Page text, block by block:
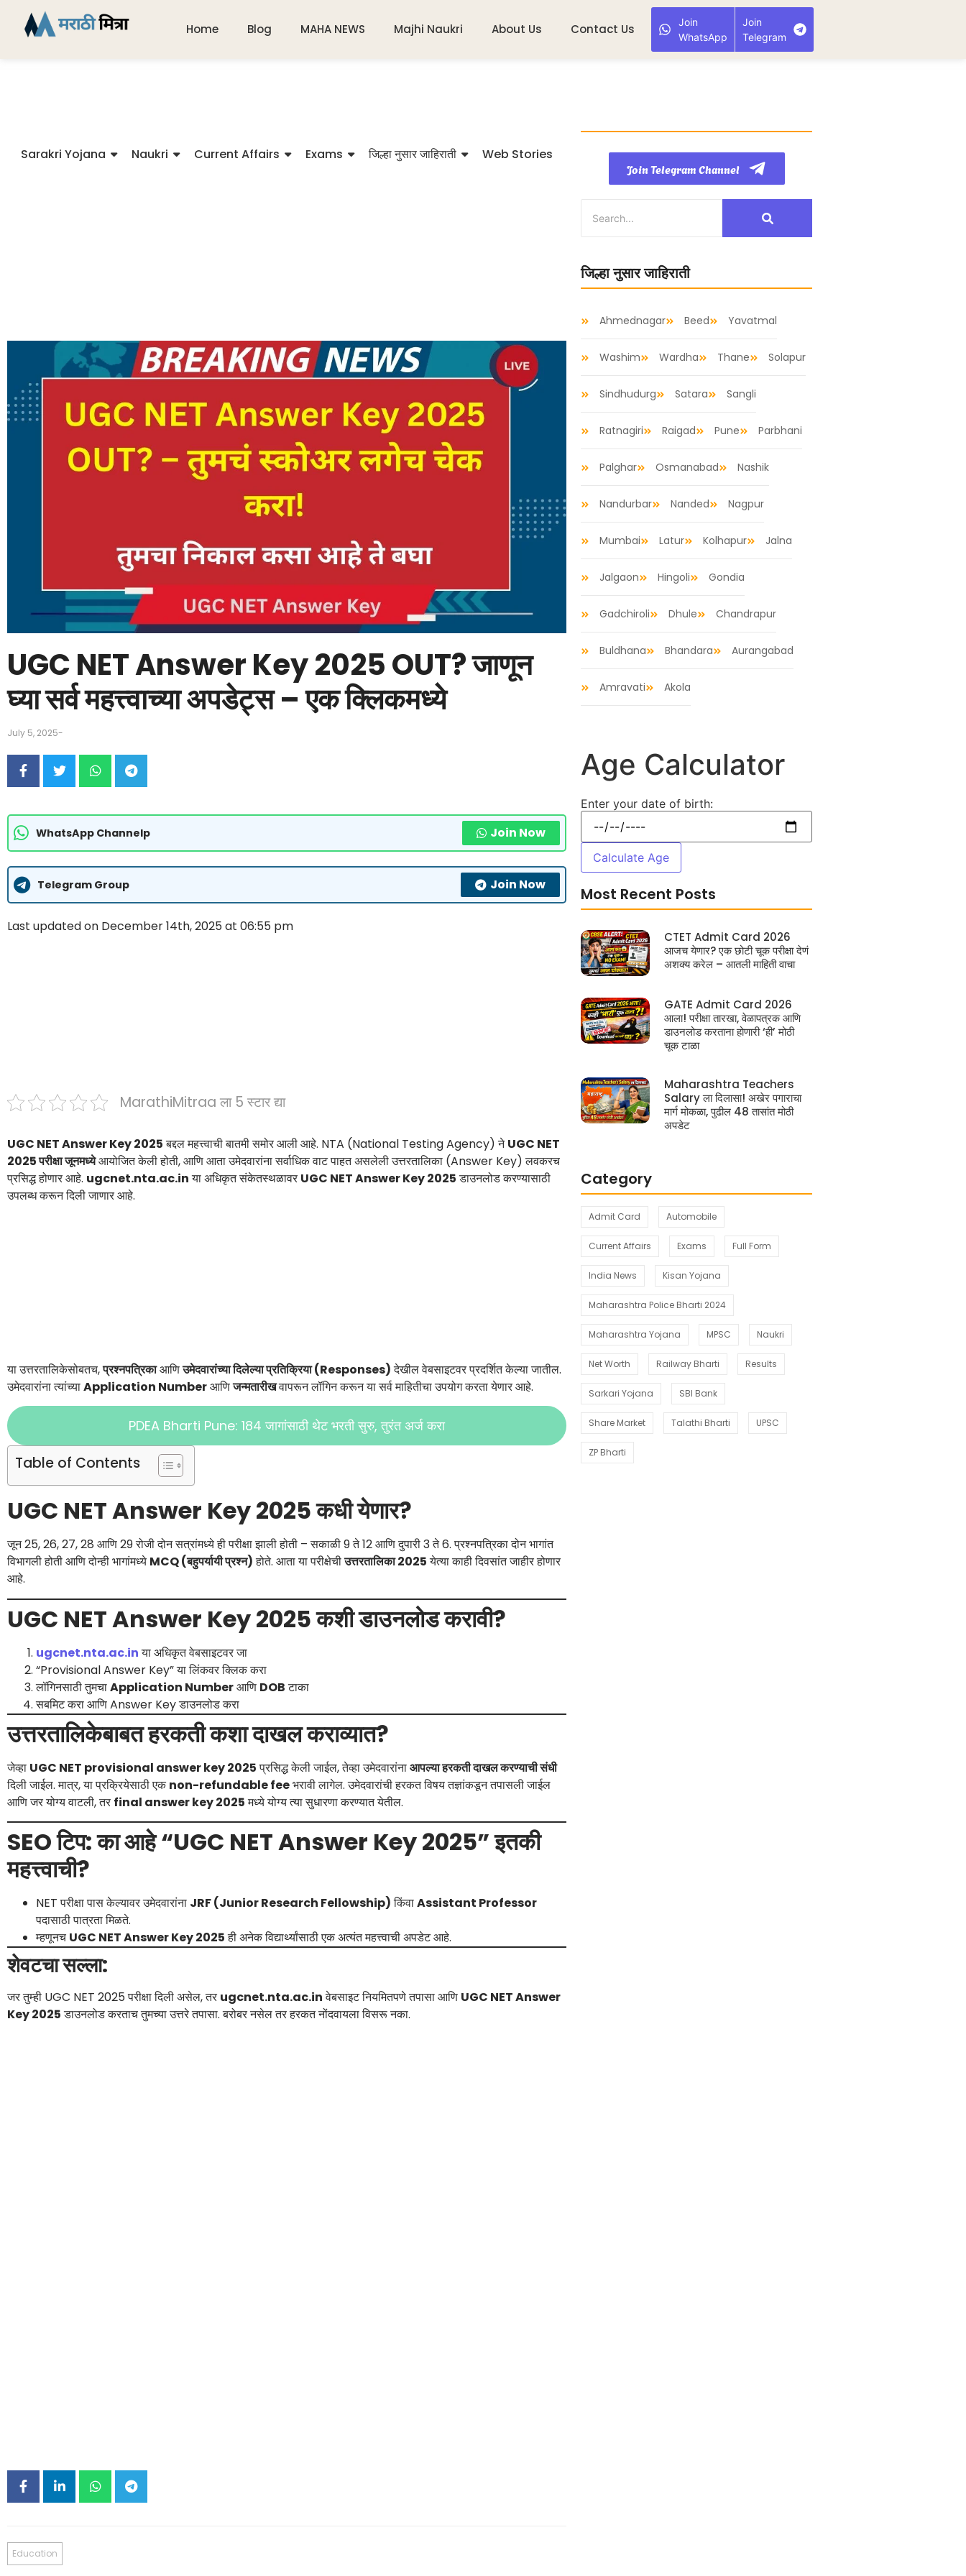
Home Blog MAHA NEWS Majhi Naukri About Us Contact Us
Join
WhatsApp
Join
Telegram
Sarakri Yojana Naukri Current Affairs Exams जिल्हा नुसार जाहिराती Web Stories
UGC NET Answer Key 2025 OUT? जाणून
घ्या सर्व महत्त्वाच्या अपडेट्स – एक क्लिकमध्ये
July 5, 2025-
WhatsApp Channelp Join Now
Telegram Group Join Now
Last updated on December 14th, 2025 at 06:55 pm
MarathiMitraa ला 5 स्टार द्या
UGC NET Answer Key 2025बद्दल महत्त्वाची बातमी समोर आली आहे. NTA (National Testing Agency) नेUGC NET
2025 परीक्षा जूनमध्येआयोजित केली होती, आणि आता उमेदवारांना सर्वाधिक वाट पाहत असलेली उत्तरतालिका (Answer Key) लवकरच
प्रसिद्ध होणार आहे. ugcnet.nta.ac.inया अधिकृत संकेतस्थळावर UGC NET Answer Key 2025डाउनलोड करण्यासाठी
उपलब्ध करून दिली जाणार आहे.
या उत्तरतालिकेसोबतच,प्रश्नपत्रिकाआणिउमेदवारांच्या दिलेल्या प्रतिक्रिया (Responses)देखील वेबसाइटवर प्रदर्शित केल्या जातील.
उमेदवारांना त्यांच्याApplication Numberआणिजन्मतारीखवापरून लॉगिन करून या सर्व माहितीचा उपयोग करता येणार आहे.
PDEA Bharti Pune: 184 जागांसाठी थेट भरती सुरु, तुरंत अर्ज करा
Table of Contents
UGC NET Answer Key 2025 कधी येणार?
जून 25, 26, 27, 28 आणि 29 रोजी दोन सत्रांमध्ये ही परीक्षा झाली होती – सकाळी 9 ते 12 आणि दुपारी 3 ते 6. प्रश्नपत्रिका दोन भागांत
विभागली होती आणि दोन्ही भागांमध्ये MCQ (बहुपर्यायी प्रश्न)होते. आता या परीक्षेचीउत्तरतालिका 2025येत्या काही दिवसांत जाहीर होणार
आहे.
UGC NET Answer Key 2025 कशी डाउनलोड करावी?
ugcnet.nta.ac.inया अधिकृत वेबसाइटवर जा
“Provisional Answer Key” या लिंकवर क्लिक करा
लॉगिनसाठी तुमचाApplication Numberआणि DOBटाका
सबमिट करा आणि Answer Key डाउनलोड करा
उत्तरतालिकेबाबत हरकती कशा दाखल कराव्यात?
जेव्हा UGC NET provisional answer key 2025प्रसिद्ध केली जाईल, तेव्हा उमेदवारांनाआपल्या हरकती दाखल करण्याची संधी
दिली जाईल. मात्र, या प्रक्रियेसाठी एकnon-refundable feeभरावी लागेल. उमेदवारांची हरकत विषय तज्ञांकडून तपासली जाईल
आणि जर योग्य वाटली, तर final answer key 2025मध्ये योग्य त्या सुधारणा करण्यात येतील.
SEO टिप: का आहे “UGC NET Answer Key 2025” इतकी
महत्त्वाची?
NET परीक्षा पास केल्यावर उमेदवारांना JRF (Junior Research Fellowship)किंवाAssistant Professor
पदासाठी पात्रता मिळते.
म्हणूनच UGC NET Answer Key 2025ही अनेक विद्यार्थ्यांसाठी एक अत्यंत महत्त्वाची अपडेट आहे.
शेवटचा सल्ला:
जर तुम्ही UGC NET 2025 परीक्षा दिली असेल, तर ugcnet.nta.ac.inवेबसाइट नियमितपणे तपासा आणि UGC NET Answer
Key 2025डाउनलोड करताच तुमच्या उत्तरे तपासा. बरोबर नसेल तर हरकत नोंदवायला विसरू नका.
Education
Join Telegram Channel
जिल्हा नुसार जाहिराती
Ahmednagar Beed Yavatmal
Washim Wardha Thane Solapur
Sindhudurg Satara Sangli
Ratnagiri Raigad Pune Parbhani
Palghar Osmanabad Nashik
Nandurbar Nanded Nagpur
Mumbai Latur Kolhapur Jalna
Jalgaon Hingoli Gondia
Gadchiroli Dhule Chandrapur
Buldhana Bhandara Aurangabad
Amravati Akola
Age Calculator
Enter your date of birth:
Calculate Age
Most Recent Posts
CTET Admit Card 2026
आजच येणार? एक छोटी चूक परीक्षा देणं
अशक्य करेल – आतली माहिती वाचा
GATE Admit Card 2026
आला! परीक्षा तारखा, वेळापत्रक आणि
डाउनलोड करताना होणारी ‘ही’ मोठी
चूक टाळा
Maharashtra Teachers
Salary ला दिलासा! अखेर पगाराचा
मार्ग मोकळा, पुढील 48 तासांत मोठी
अपडेट
Category
Admit Card Automobile
Current Affairs Exams Full Form
India News Kisan Yojana
Maharashtra Police Bharti 2024
Maharashtra Yojana MPSC Naukri
Net Worth Railway Bharti Results
Sarkari Yojana SBI Bank
Share Market Talathi Bharti UPSC
ZP Bharti